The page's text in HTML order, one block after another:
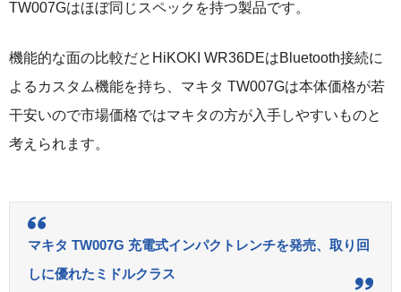
TW007Gはほぼ同じスペックを持つ製品です。
機能的な面の比較だとHiKOKI WR36DEはBluetooth接続に
よるカスタム機能を持ち、マキタ TW007Gは本体価格が若
干安いので市場価格ではマキタの方が入手しやすいものと
考えられます。
マキタ TW007G 充電式インパクトレンチを発売、取り回
しに優れたミドルクラス